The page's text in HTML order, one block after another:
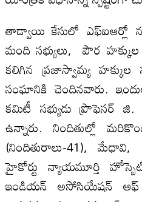
తాడ్వాయి కేసులో ఎఫ్ఐఆర్లో
మంది సభ్యులు, పౌర
కలిగిన ప్రజాస్వామ్య
సంఘానికి చెందినవారు.
కమిటీ సభ్యుడు ప్రొఫెసర్
ఉన్నారు. నిందితుల్లో
(నిందితురాలు-41),
హైకోర్టు న్యాయమూర్తి హోస్బెట్
ఇండియన్ అసోసియేషన్ ఆఫ్